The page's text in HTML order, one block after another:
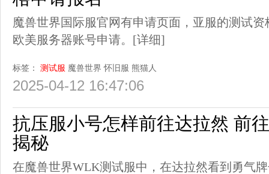
魔兽世界国际服官网有申请页面，亚服的测试
欧美服务器账号申请。 [详细]
标签： 测试服 魔兽世界 怀旧服 熊猫人
2025-04-12 16:47:06
抗压服小号怎样前往达拉然 前
揭秘
在魔兽世界WLK测试服中，在达拉然看到勇气